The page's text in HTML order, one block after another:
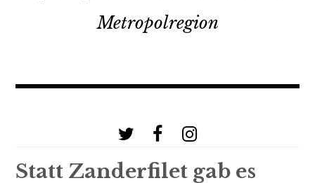
Metropolregion
c
Statt Zanderfilet gab es